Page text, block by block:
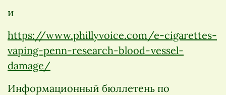
и
https://www.phillyvoice.com/e-cigarettes-
vaping-penn-research-blood-vessel-
damage/
Информационный бюллетень по